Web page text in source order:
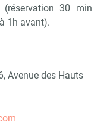
30 min
1h avant).
Avenue des Hauts
Matin